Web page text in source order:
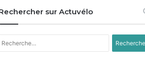
sur Actuvélo
Rechercher :